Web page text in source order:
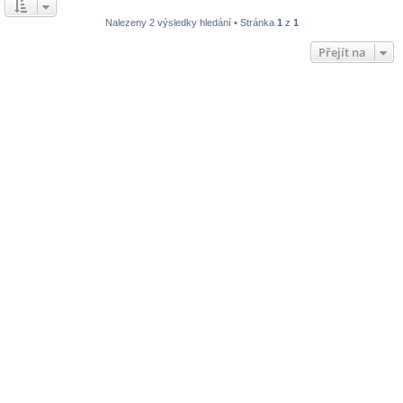
Nalezeny 2 výsledky hledání • Stránka 1 z 1
Přejít na